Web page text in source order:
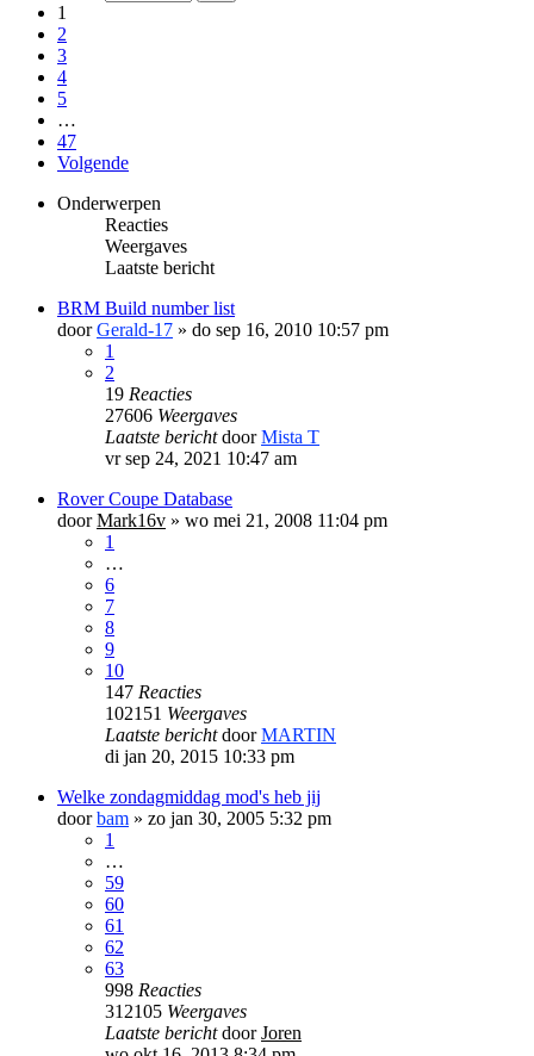
1
2
3
4
5
…
47
Volgende
Onderwerpen
Reacties
Weergaves
Laatste bericht
BRM Build number list
doorGerald-17 » do sep 16, 2010 10:57 pm
1
2
19 Reacties
27606 Weergaves
Laatste berichtdoorMista T
vr sep 24, 2021 10:47 am
Rover Coupe Database
doorMark16v » wo mei 21, 2008 11:04 pm
1
…
6
7
8
9
10
147 Reacties
102151 Weergaves
Laatste berichtdoorMARTIN
di jan 20, 2015 10:33 pm
Welke zondagmiddag mod's heb jij
doorbam » zo jan 30, 2005 5:32 pm
1
…
59
60
61
62
63
998 Reacties
312105 Weergaves
Laatste berichtdoorJoren